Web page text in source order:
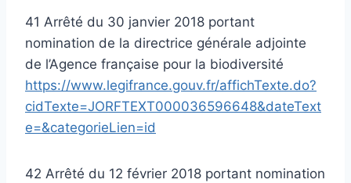
41 Arrêté du 30 janvier 2018 portant
nomination de la directrice générale adjointe
de l’Agence française pour la biodiversité
https://www.legifrance.gouv.fr/affichTexte.do?
cidTexte=JORFTEXT000036596648&dateText
e=&categorieLien=id
42 Arrêté du 12 février 2018 portant nomination